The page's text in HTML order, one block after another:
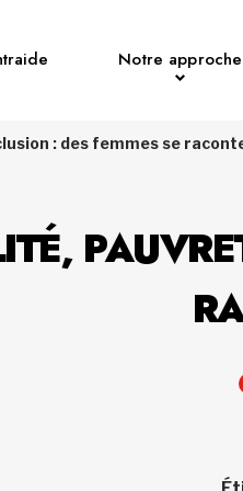
Notre approche
: des femmes se